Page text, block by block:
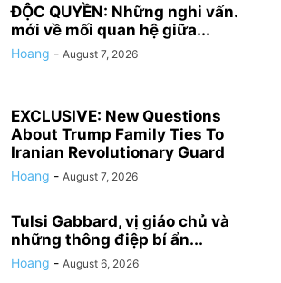
ĐỘC QUYỀN: Những nghi vấn.
mới về mối quan hệ giữa...
Hoang - August 7, 2026
EXCLUSIVE: New Questions
About Trump Family Ties To
Iranian Revolutionary Guard
Hoang - August 7, 2026
Tulsi Gabbard, vị giáo chủ và
những thông điệp bí ẩn...
Hoang - August 6, 2026